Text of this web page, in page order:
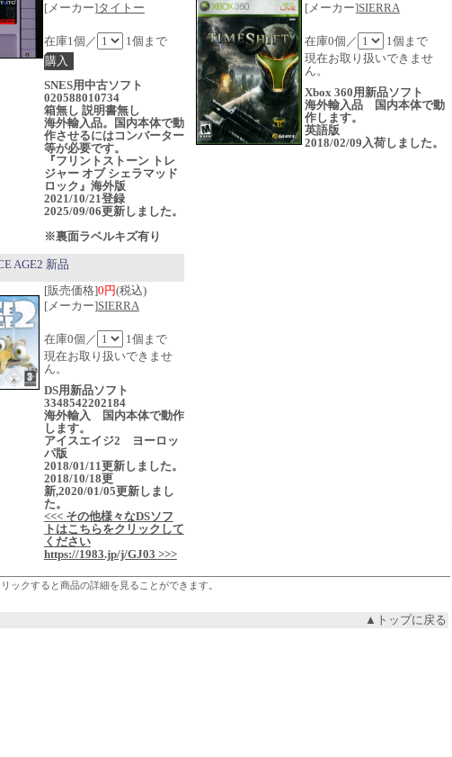
[メーカー]タイトー
在庫1個／ 1個まで
SNES用中古ソフト
020588010734
箱無し 説明書無し
海外輸入品。国内本体で動
作させるにはコンバーター
等が必要です。
『フリントストーン トレ
ジャー オブ シェラマッド
ロック』海外版
2021/10/21登録
2025/09/06更新しました。
※裏面ラベルキズ有り
[メーカー]SIERRA
在庫0個／
1個まで
現在お取り扱いできませ
ん。
Xbox 360用新品ソフト
海外輸入品 国内本体で動
作します。
英語版
2018/02/09入荷しました。
AGE2 新品
[販売価格]0円(税込)
[メーカー]SIERRA
在庫0個／
1個まで
現在お取り扱いできませ
ん。
DS用新品ソフト
3348542202184
海外輸入 国内本体で動作
します。
アイスエイジ2 ヨーロッ
パ版
2018/01/11更新しました。
2018/10/18更
新,2020/01/05更新しまし
た。
<<< その他様々なDSソフ
トはこちらをクリックして
ください
https://1983.jp/j/GJ03 >>>
ックすると商品の詳細を見ることができます。
▲トップに戻る